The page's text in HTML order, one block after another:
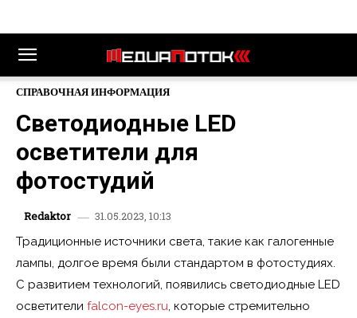
СПРАВОЧНАЯ ИНФОРМАЦИЯ
Светодиодные LED
осветители для
фотостудий
Redaktor
31.05.2023, 10:13
Традиционные источники света, такие как галогенные
лампы, долгое время были стандартом в фотостудиях.
С развитием технологий, появились светодиодные LED
осветители falcon-eyes.ru, которые стремительно